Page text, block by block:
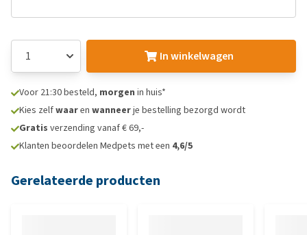
In winkelwagen
Voor 21:30 besteld, morgen in huis*
Kies zelfwaaren wanneerje bestelling bezorgd wordt
Gratis verzending vanaf € 69,-
Klanten beoordelen Medpets met een 4,6/5
Gerelateerde producten